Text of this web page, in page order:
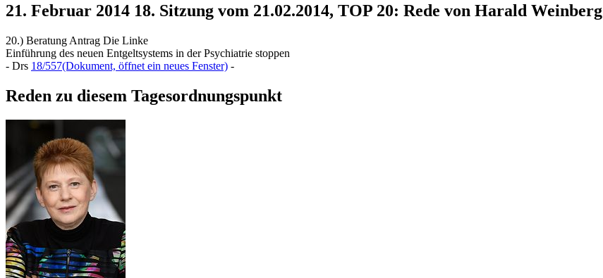
21. Februar 2014 18. Sitzung vom 21.02.2014, TOP 20: Rede von Harald Weinberg
20.) Beratung Antrag Die Linke
Einführung des neuen Entgeltsystems in der Psychiatrie stoppen
- Drs 18/557(Dokument, öffnet ein neues Fenster) -
Reden zu diesem Tagesordnungspunkt